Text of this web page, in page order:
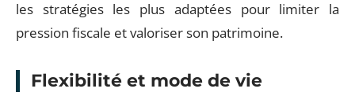
les stratégies les plus adaptées pour limiter la
pression fiscale et valoriser son patrimoine.
Flexibilité et mode de vie